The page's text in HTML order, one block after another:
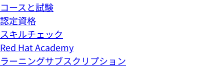
コースと試験
認定資格
スキルチェック
Red Hat Academy
ラーニングサブスクリプション